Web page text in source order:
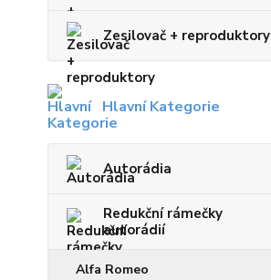
Zesilovač + reproduktory
Hlavní Kategorie
Autorádia
Redukční rámečky
autorádií
Alfa Romeo